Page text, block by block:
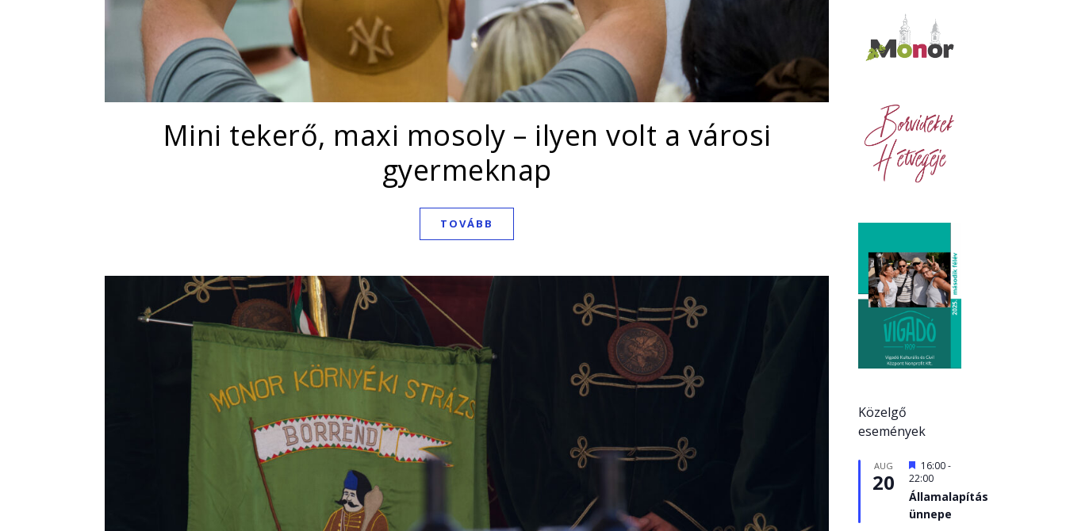
Mini tekerő, maxi mosoly – ilyen volt a városi
gyermeknap
TOVÁBB
Közelgő
események
AUG
20
Kiemelt
16:00-
22:00
Államalapítás
ünnepe